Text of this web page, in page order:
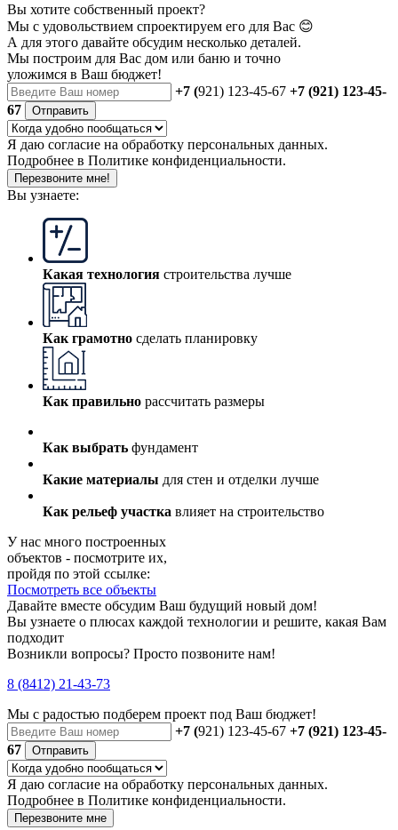
Вы хотите собственный проект?
Мы с удовольствием спроектируем его для Вас 😊
А для этого давайте обсудим несколько деталей.
Мы построим для Вас дом или баню и точно
уложимся в Ваш бюджет!
+7 (921) 123-45-67 +7 (921) 123-45-
67
Отправить
Я даю согласие на обработку персональных данных.
Подробнее в Политике конфиденциальности.
Перезвоните мне!
Вы узнаете:
Какая технология строительства лучше
Как грамотно сделать планировку
Как правильно рассчитать размеры
Как выбрать фундамент
Какие материалы для стен и отделки лучше
Как рельеф участка влияет на строительство
У нас много построенных
объектов - посмотрите их,
пройдя по этой ссылке:
Посмотреть все объекты
Давайте вместе обсудим Ваш будущий новый дом!
Вы узнаете о плюсах каждой технологии и решите, какая Вам
подходит
Возникли вопросы? Просто позвоните нам!
8 (8412) 21-43-73
Мы с радостью подберем проект под Ваш бюджет!
+7 (921) 123-45-67 +7 (921) 123-45-
67
Отправить
Я даю согласие на обработку персональных данных.
Подробнее в Политике конфиденциальности.
Перезвоните мне